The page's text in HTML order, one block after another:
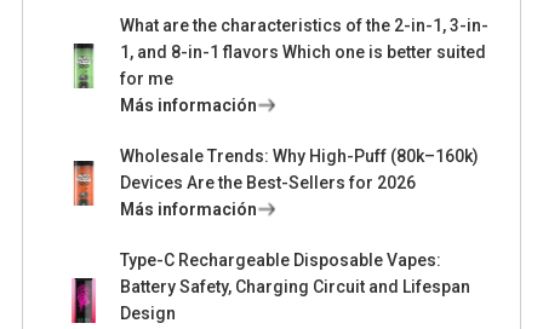
What are the characteristics of the 2-in-1, 3-in-
1, and 8-in-1 flavors Which one is better suited
for me
Más información
Wholesale Trends: Why High-Puff (80k–160k)
Devices Are the Best-Sellers for 2026
Más información
Type-C Rechargeable Disposable Vapes:
Battery Safety, Charging Circuit and Lifespan
Design